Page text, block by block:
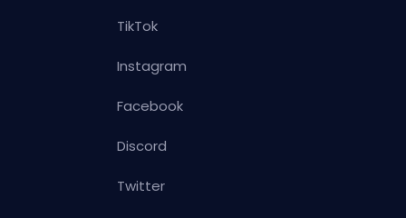
TikTok
Instagram
Facebook
Discord
Twitter